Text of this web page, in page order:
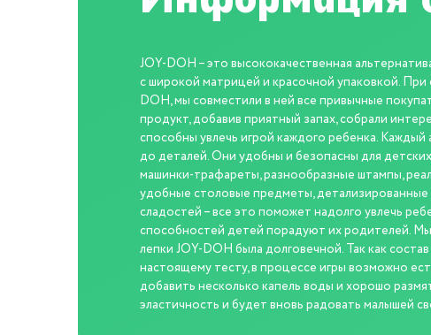
JOY-DOH – это высококачественная
с широкой матрицей и красочной упаковкой. При
DOH, мы совместили в ней все привычные
продукт, добавив приятный запах, собрали
способны увлечь игрой каждого ребенка.
до деталей. Они удобны и безопасны для
машинки-трафареты, разнообразные штампы,
удобные столовые предметы,
сладостей – все это поможет надолго увлечь
способностей детей порадуют их родителей.
лепки JOY-DOH была долговечной. Так как
настоящему тесту, в процессе игры возможно
добавить несколько капель воды и хорошо
эластичность и будет вновь радовать малышей